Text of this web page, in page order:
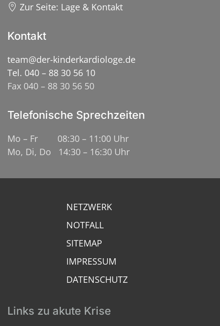
Zur Seite: Lage & Kontakt
Kontakt
team@der-kinderkardiologe.de
Tel. 040 – 88 30 56 10
Fax 040 – 88 30 56 50
Telefonische Sprechzeiten
Mo – Fr 08:30 – 11:00 Uhr
Mo, Di, Do 14:30 – 16:30 Uhr
NETZWERK
NOTFALL
SITEMAP
IMPRESSUM
DATENSCHUTZ
Links zu akute Krise